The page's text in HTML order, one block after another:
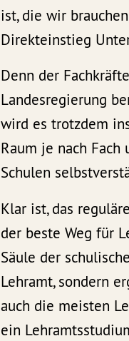
ist, die wir
Direkteinstieg
Denn der
Landesregierung
wird es trotzdem
Raum je nach
Schulen
Klar ist, das
der beste Weg für
Säule der
Lehramt, sondern
auch die meisten
ein